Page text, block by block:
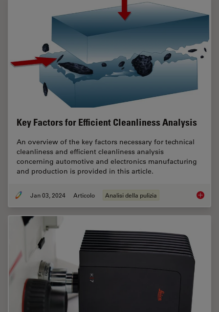
Key Factors for Efficient Cleanliness Analysis
An overview of the key factors necessary for technical
cleanliness and efficient cleanliness analysis
concerning automotive and electronics manufacturing
and production is provided in this article.
Jan 03, 2024 Articolo Analisi della pulizia Key